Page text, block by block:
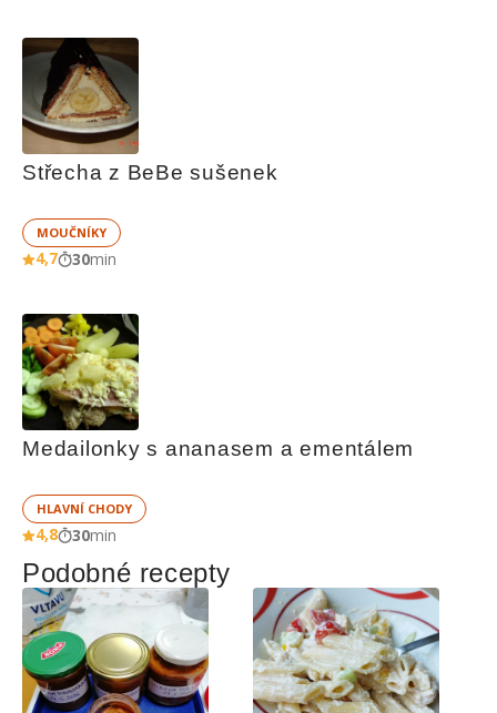
Střecha z BeBe sušenek
MOUČNÍKY
4,7 30min
Medailonky s ananasem a ementálem
HLAVNÍ CHODY
4,8 30min
Podobné recepty